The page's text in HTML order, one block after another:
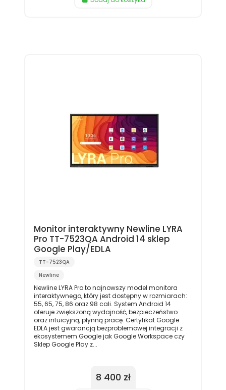
Monitor interaktywny Newline LYRA
Pro TT-7523QA Android 14 sklep
Google Play/EDLA
TT-7523QA
Newline
Newline LYRA Pro to najnowszy model monitora
interaktywnego, który jest dostępny w rozmiarach:
55, 65, 75, 86 oraz 98 cali. System Android 14
oferuje zwiększoną wydajność, bezpieczeństwo
oraz intuicyjną, płynną pracę. Certyfikat Google
EDLA jest gwarancją bezproblemowej integracji z
ekosystemem Google jak Google Workspace czy
Sklep Google Play z...
8 400 zł